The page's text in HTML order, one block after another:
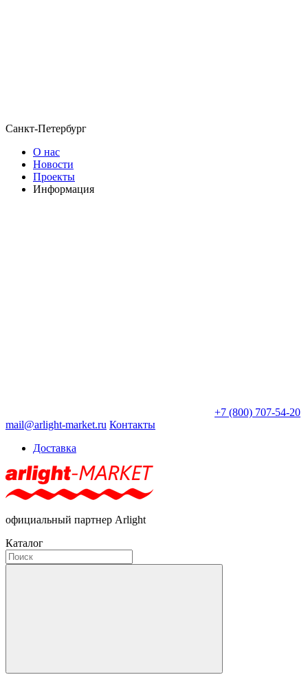
Санкт-Петербург
О нас
Новости
Проекты
Информация
+7 (800) 707-54-20
mail@arlight-market.ru Контакты
Доставка
официальный партнер Arlight
Каталог